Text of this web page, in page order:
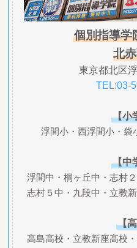
個別指導学
北
東京都北区
TEL:03-
【小
浮間小・西浮間小・袋
【中
浮間中・桐ヶ丘中・志村
志村５中・九段中・立教
【
高島高校・立教新座高校